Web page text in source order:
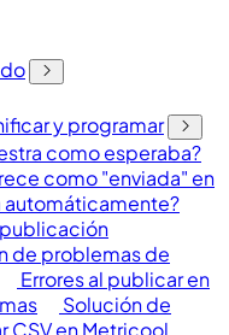
y programar
como esperaba?
como "enviada" en
publicación
de problemas de
Errores al publicar en
Solución de
CSV en Metricool